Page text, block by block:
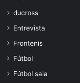
ducross
Entrevista
Frontenis
Fútbol
Fútbol sala